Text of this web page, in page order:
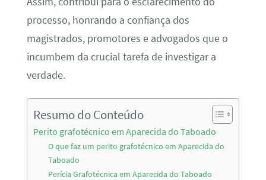
processo, honrando a confiança dos
magistrados, promotores e advogados que o
incumbem da crucial tarefa de investigar a
verdade.
Resumo do Conteúdo
Perito grafotécnico em Aparecida do Taboado
O que faz um perito grafotécnico em Aparecida do
Taboado
Perícia Grafotécnica em Aparecida do Taboado